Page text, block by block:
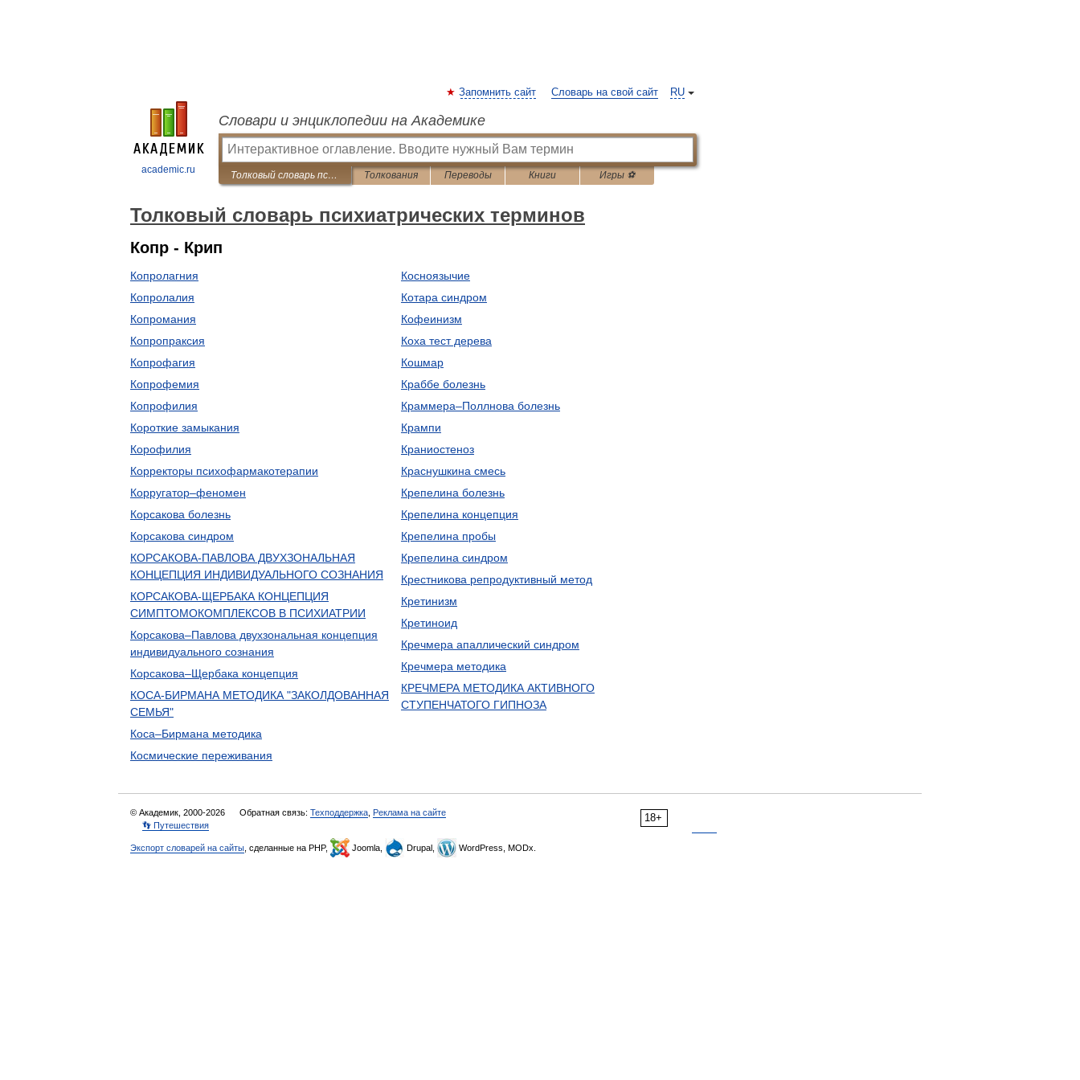
academic.ru
RU
Запомнить сайт Словарь на свой сайт
Словари и энциклопедии на Академике
Толковый словарь психиатрических терминов Толкования Переводы Книги Игры ⚽
Толковый словарь психиатрических терминов
Копр - Крип
Копролагния
Копролалия
Копромания
Копропраксия
Копрофагия
Копрофемия
Копрофилия
Короткие замыкания
Корофилия
Корректоры психофармакотерапии
Корругатор–феномен
Корсакова болезнь
Корсакова синдром
КОРСАКОВА-ПАВЛОВА ДВУХЗОНАЛЬНАЯ
КОНЦЕПЦИЯ ИНДИВИДУАЛЬНОГО СОЗНАНИЯ
КОРСАКОВА-ЩЕРБАКА КОНЦЕПЦИЯ
СИМПТОМОКОМПЛЕКСОВ В ПСИХИАТРИИ
Корсакова–Павлова двухзональная концепция
индивидуального сознания
Корсакова–Щербака концепция
КОСА-БИРМАНА МЕТОДИКА "ЗАКОЛДОВАННАЯ
СЕМЬЯ"
Коса–Бирмана методика
Космические переживания
Косноязычие
Котара синдром
Кофеинизм
Коха тест дерева
Кошмар
Краббе болезнь
Краммера–Поллнова болезнь
Крампи
Краниостеноз
Краснушкина смесь
Крепелина болезнь
Крепелина концепция
Крепелина пробы
Крепелина синдром
Крестникова репродуктивный метод
Кретинизм
Кретиноид
Кречмера апаллический синдром
Кречмера методика
КРЕЧМЕРА МЕТОДИКА АКТИВНОГО
СТУПЕНЧАТОГО ГИПНОЗА
18+
© Академик, 2000-2026 Обратная связь: Техподдержка Реклама на сайте
👣 Путешествия
Экспорт словарей на сайты , сделанные на PHP, Joomla, Drupal, WordPress, MODx.